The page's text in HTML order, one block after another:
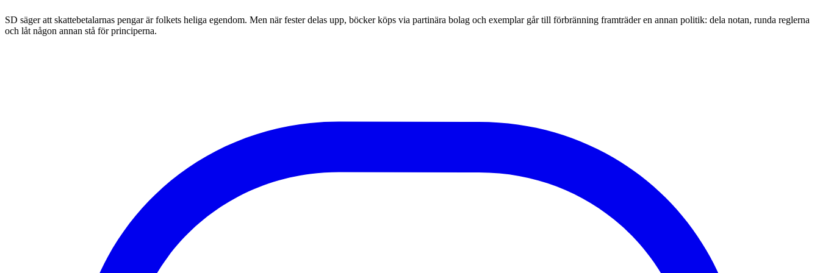
SD säger att skattebetalarnas pengar är folkets heliga egendom. Men när fester delas upp, böcker köps via partinära bolag och exemplar går till förbränning framträder en annan politik: dela notan, runda reglerna
och låt någon annan stå för principerna.